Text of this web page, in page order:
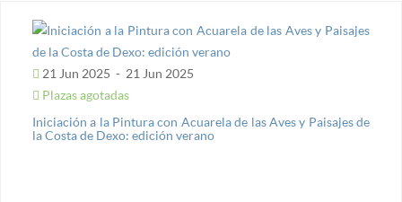
21 Jun 2025 - 21 Jun 2025
Plazas agotadas
Iniciación a la Pintura con Acuarela de las Aves y Paisajes de
la Costa de Dexo: edición verano